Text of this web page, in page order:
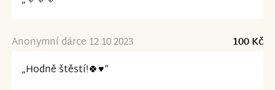
Anonymní dárce 12.10.2023
100 Kč
„Hodně štěstí!🍀♥️“